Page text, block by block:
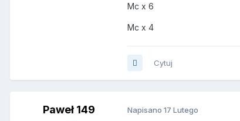
Mc x 6
Mc x 4
Cytuj
Paweł 149 Napisano 17 Lutego